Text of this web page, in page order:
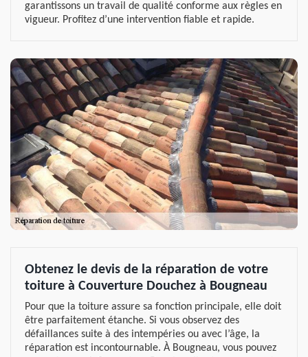
garantissons un travail de qualité conforme aux règles en
vigueur. Profitez d’une intervention fiable et rapide.
Obtenez le devis de la réparation de votre
toiture à Couverture Douchez à Bougneau
Pour que la toiture assure sa fonction principale, elle doit
être parfaitement étanche. Si vous observez des
défaillances suite à des intempéries ou avec l’âge, la
réparation est incontournable. À Bougneau, vous pouvez